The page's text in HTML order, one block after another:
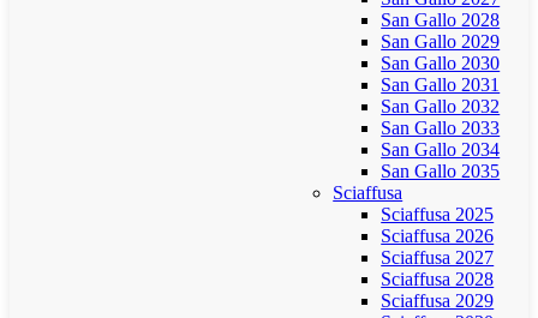
San Gallo 2028
San Gallo 2029
San Gallo 2030
San Gallo 2031
San Gallo 2032
San Gallo 2033
San Gallo 2034
San Gallo 2035
Sciaffusa
Sciaffusa 2025
Sciaffusa 2026
Sciaffusa 2027
Sciaffusa 2028
Sciaffusa 2029